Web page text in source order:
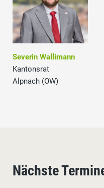
Severin Wallimann
Kantonsrat
Alpnach (OW)
Nächste